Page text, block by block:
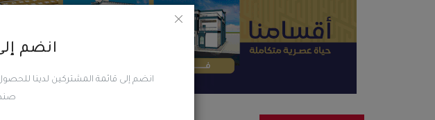
انضم
انضم إلى قائمة المشتركين لدينا